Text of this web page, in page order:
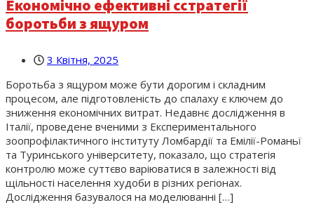
Економічно ефективні сстратегії
боротьби з ящуром
3 Квітня, 2025
Боротьба з ящуром може бути дорогим і складним
процесом, але підготовленість до спалаху є ключем до
зниження економічних витрат. Недавнє дослідження в
Італії, проведене вченими з Експериментального
зоопрофілактичного інституту Ломбардії та Емілії-Романьї
та Туринського університету, показало, що стратегія
контролю може суттєво варіюватися в залежності від
щільності населення худоби в різних регіонах.
Дослідження базувалося на моделюванні […]